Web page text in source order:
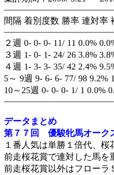
間隔 着別度数 勝率 連対率
２週 0- 0- 0- 11/ 11 0.0%
３週 1- 0- 1- 24/ 26 3.8%
４週 1- 3- 3- 35/ 42 2.4%
5～ 9週 9- 6- 6- 77/ 98 9.2%
10～25週 0- 0- 0- 1/ 1 0.0%
データまとめ
第７７回 優駿牝馬オーク
１番人気は単勝１倍代、桜
前走桜花賞で連対した馬を
前走桜花賞以外はフローラ